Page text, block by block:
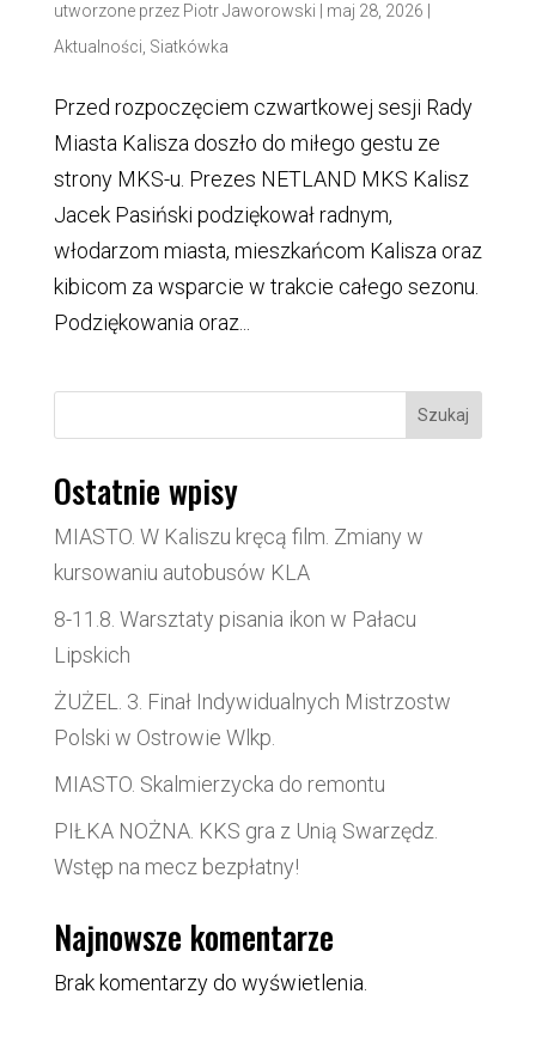
utworzone przez Piotr Jaworowski maj 28, 2026
Aktualności Siatkówka
Przed rozpoczęciem czwartkowej sesji Rady
Miasta Kalisza doszło do miłego gestu ze
strony MKS-u. Prezes NETLAND MKS Kalisz
Jacek Pasiński podziękował radnym,
włodarzom miasta, mieszkańcom Kalisza oraz
kibicom za wsparcie w trakcie całego sezonu.
Podziękowania oraz...
Szukaj
Ostatnie wpisy
MIASTO. W Kaliszu kręcą film. Zmiany w
kursowaniu autobusów KLA
8-11.8. Warsztaty pisania ikon w Pałacu
Lipskich
ŻUŻEL. 3. Finał Indywidualnych Mistrzostw
Polski w Ostrowie Wlkp.
MIASTO. Skalmierzycka do remontu
PIŁKA NOŻNA. KKS gra z Unią Swarzędz.
Wstęp na mecz bezpłatny!
Najnowsze komentarze
Brak komentarzy do wyświetlenia.